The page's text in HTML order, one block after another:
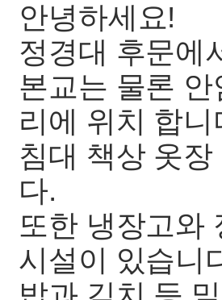
안녕하세요!
정경대 후문에
본교는 물론
리에 위치 합니
침대 책상 옷
다.
또한 냉장고와
시설이 있습니